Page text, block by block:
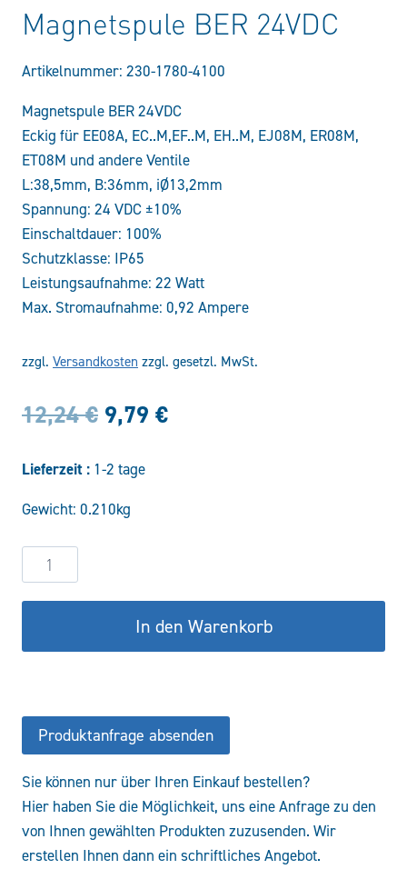
Magnetspule BER 24VDC
Artikelnummer: 230-1780-4100
Magnetspule BER 24VDC
Eckig für EE08A, EC..M,EF..M, EH..M, EJ08M, ER08M,
ET08M und andere Ventile
L:38,5mm, B:36mm, iØ13,2mm
Spannung: 24 VDC ±10%
Einschaltdauer: 100%
Schutzklasse: IP65
Leistungsaufnahme: 22 Watt
Max. Stromaufnahme: 0,92 Ampere
zzgl. Versandkosten zzgl. gesetzl. MwSt.
12,24€ Ursprünglicher
war:
12,24 €
9,79 €Aktueller
Lieferzeit : 1-2 tage
Gewicht: 0.210kg
Magnetspule
BER
24VDC
In den Warenkorb
Produktanfrage absenden
Sie können nur über Ihren Einkauf bestellen?
Hier haben Sie die Möglichkeit, uns eine Anfrage zu den
von Ihnen gewählten Produkten zuzusenden. Wir
erstellen Ihnen dann ein schriftliches Angebot.